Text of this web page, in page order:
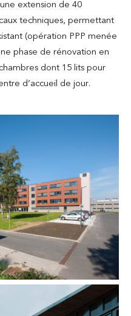
extension de 40
techniques, permettant
(opération PPP menée
phase de rénovation en
dont 15 lits pour
d’accueil de jour.